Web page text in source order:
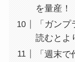
を量産！
「ガン
読むとよ
「週末